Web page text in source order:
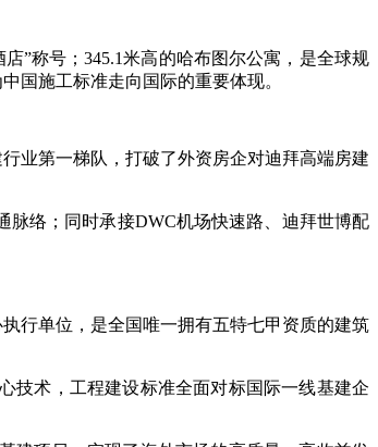
”称号；345.1米高的哈布图尔公寓，是全球规
国施工标准走向国际的重要体现。
业第一梯队，打破了外资房企对迪拜高端房建
络；同时承接DWC机场快速路、迪拜世博配
行单位，是全国唯一拥有五特七甲资质的建筑
技术，工程建设标准全面对标国际一线基建企